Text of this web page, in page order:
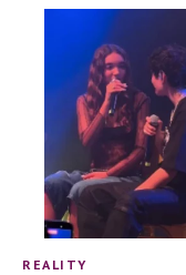
REALITY